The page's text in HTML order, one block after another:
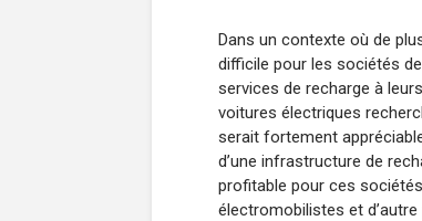
Dans un contexte où de
difficile pour les sociétés
services de recharge à
voitures électriques
serait fortement
d’une infrastructure de
profitable pour ces
électromobilistes et